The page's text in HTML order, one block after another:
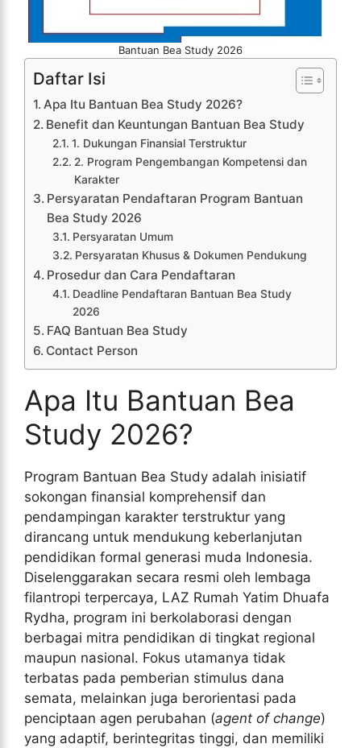
Bantuan Bea Study 2026
Daftar Isi
Apa Itu Bantuan Bea Study 2026?
Benefit dan Keuntungan Bantuan Bea Study
1. Dukungan Finansial Terstruktur
2. Program Pengembangan Kompetensi dan
Karakter
Persyaratan Pendaftaran Program Bantuan
Bea Study 2026
Persyaratan Umum
Persyaratan Khusus & Dokumen Pendukung
Prosedur dan Cara Pendaftaran
Deadline Pendaftaran Bantuan Bea Study
2026
FAQ Bantuan Bea Study
Contact Person
Apa Itu Bantuan Bea
Study 2026?
Program Bantuan Bea Study adalah inisiatif
sokongan finansial komprehensif dan
pendampingan karakter terstruktur yang
dirancang untuk mendukung keberlanjutan
pendidikan formal generasi muda Indonesia.
Diselenggarakan secara resmi oleh lembaga
filantropi terpercaya, LAZ Rumah Yatim Dhuafa
Rydha, program ini berkolaborasi dengan
berbagai mitra pendidikan di tingkat regional
maupun nasional. Fokus utamanya tidak
terbatas pada pemberian stimulus dana
semata, melainkan juga berorientasi pada
penciptaan agen perubahan (agent of change)
yang adaptif, berintegritas tinggi, dan memiliki